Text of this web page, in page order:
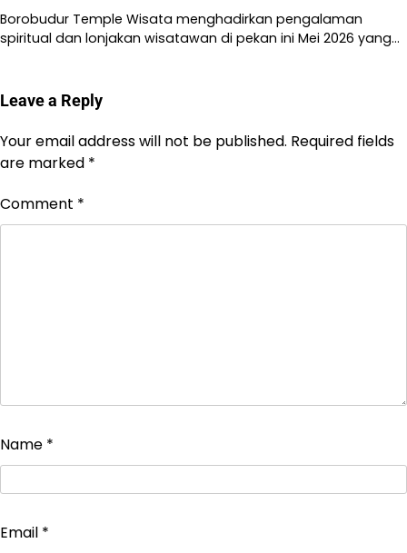
Borobudur Temple Wisata menghadirkan pengalaman
spiritual dan lonjakan wisatawan di pekan ini Mei 2026 yang…
Leave a Reply
Your email address will not be published. Required fields
are marked *
Comment *
Name *
Email *